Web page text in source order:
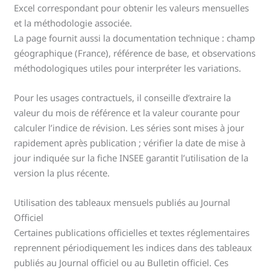
Excel correspondant pour obtenir les valeurs mensuelles
et la méthodologie associée.
La page fournit aussi la documentation technique : champ
géographique (France), référence de base, et observations
méthodologiques utiles pour interpréter les variations.
Pour les usages contractuels, il conseille d’extraire la
valeur du mois de référence et la valeur courante pour
calculer l’indice de révision. Les séries sont mises à jour
rapidement après publication ; vérifier la date de mise à
jour indiquée sur la fiche INSEE garantit l’utilisation de la
version la plus récente.
Utilisation des tableaux mensuels publiés au Journal
Officiel
Certaines publications officielles et textes réglementaires
reprennent périodiquement les indices dans des tableaux
publiés au Journal officiel ou au Bulletin officiel. Ces